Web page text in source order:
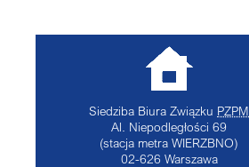
Siedziba Biura Związku PZPM
Al. Niepodległości 69
(stacja metra WIERZBNO)
02-626 Warszawa